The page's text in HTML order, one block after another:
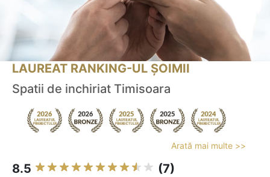
LAUREAT RANKING-UL ȘOIMII
Spatii de inchiriat Timisoara
Arată mai multe >>
8.5 (7)